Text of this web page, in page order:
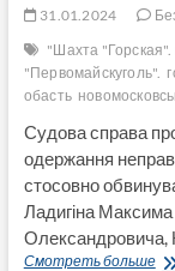
31.01.2024
"Шахта "Горская".
"Первомайскуголь".
обасть
Судова справа
одержання
стосовно
Ладигіна
Олександровича,
Смотреть больше